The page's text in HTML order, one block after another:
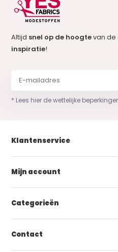
Altijd snel op de hoogtevan de
inspiratie!
* Lees hier de wettelijke
Klantenservice
Mijn account
Categorieën
Contact